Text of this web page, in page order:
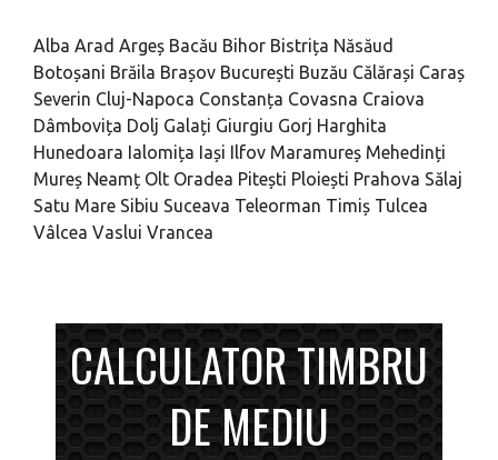
Alba Arad Argeș Bacău Bihor Bistrița Năsăud
Botoșani Brăila Brașov București Buzău Călărași Caraș
Severin Cluj-Napoca Constanța Covasna Craiova
Dâmbovița Dolj Galați Giurgiu Gorj Harghita
Hunedoara Ialomița Iași Ilfov Maramureș Mehedinți
Mureș Neamț Olt Oradea Pitești Ploiești Prahova Sălaj
Satu Mare Sibiu Suceava Teleorman Timiș Tulcea
Vâlcea Vaslui Vrancea
CALCULATOR TIMBRU
DE MEDIU